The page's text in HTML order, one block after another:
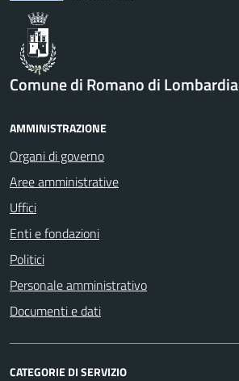
Comune di Romano di Lombardia
AMMINISTRAZIONE
Organi di governo
Aree amministrative
Uffici
Enti e fondazioni
Politici
Personale amministrativo
Documenti e dati
CATEGORIE DI SERVIZIO